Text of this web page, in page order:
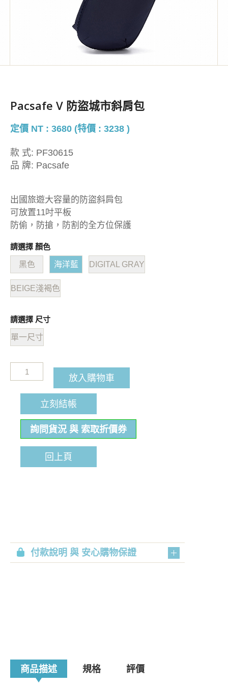
Pacsafe V 防盜城市斜肩包
定價 NT : 3680 (特價 : 3238 )
款 式: PF30615
品 牌: Pacsafe
出國旅遊大容量的防盜斜肩包
可放置11吋平板
防偷，防搶，防割的全方位保護
請選擇 顏色
黑色 海洋藍 DIGITAL GRAY
BEIGE淺褐色
請選擇 尺寸
單一尺寸
放入購物車
立刻結帳
詢問貨況 與 索取折價券
回上頁
付款說明 與 安心購物保證
商品描述 規格 評價